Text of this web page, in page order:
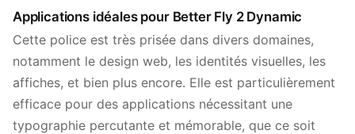
Applications idéales pour Better Fly 2 Dynamic
Cette police est très prisée dans divers domaines,
notamment le design web, les identités visuelles, les
affiches, et bien plus encore. Elle est particulièrement
efficace pour des applications nécessitant une
typographie percutante et mémorable, que ce soit